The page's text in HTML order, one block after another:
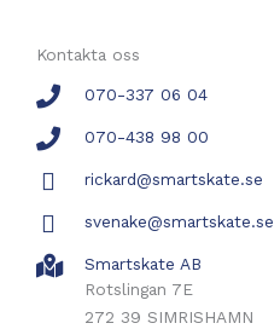
Kontakta oss
070-337 06 04
070-438 98 00
rickard@smartskate.se
svenake@smartskate.se
Smartskate AB
Rotslingan 7E
272 39 SIMRISHAMN